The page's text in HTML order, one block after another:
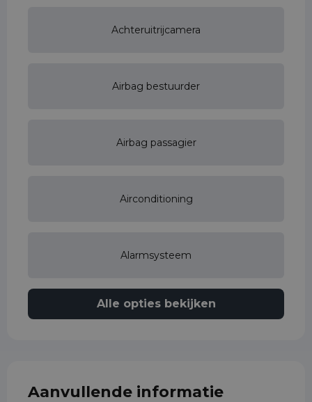
Achteruitrijcamera
Airbag bestuurder
Airbag passagier
Airconditioning
Alarmsysteem
Alle opties bekijken
Aanvullende informatie